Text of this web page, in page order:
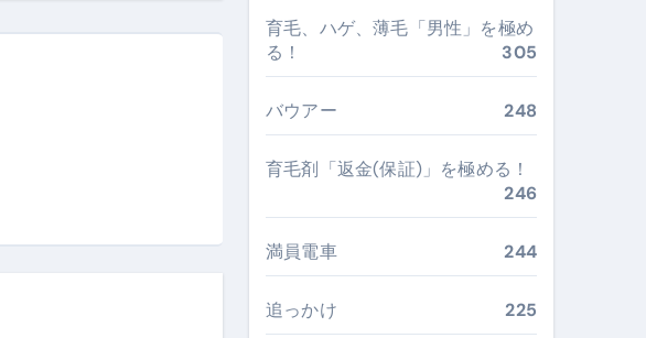
#ダイエット #筋トレ #美容 #健康 #雑学 #ナレーター #小林将大
イン #痩せる
”安心スタート
ぎ防ぐ！素材別おすすめ・選び方・洗い方・Q&Aまで
温・吸湿発熱…あなたの寝室に最適解を出す快眠ガイド
外・国内旅行を最安値で実現する究極の旅術
―
育毛、ハゲ、薄毛「男性」を極め
る！
305
バウアー 248
育毛剤「返金(保証)」を極める！
246
満員電車 244
追っかけ 225